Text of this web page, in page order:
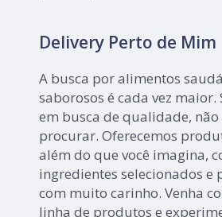
Delivery Perto de Mim
A busca por alimentos
saborosos é cada vez maior.
em busca de qualidade,
procurar. Oferecemos
além do que você imagina,
ingredientes selecionados e
com muito carinho. Venha
linha de produtos e